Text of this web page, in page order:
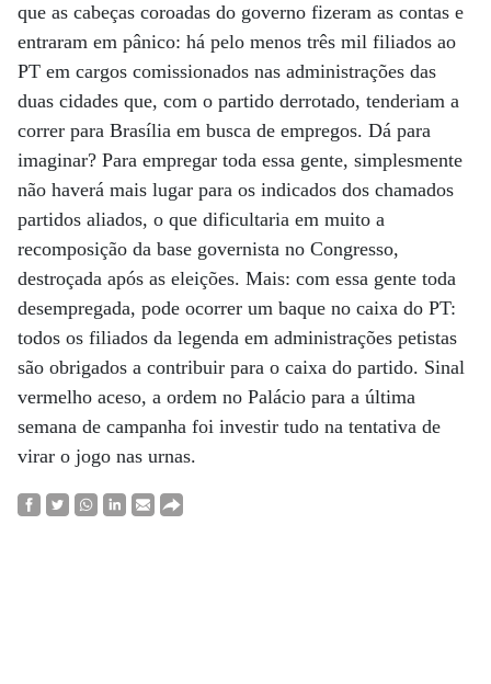
que as cabeças coroadas do governo fizeram as contas e
entraram em pânico: há pelo menos três mil filiados ao
PT em cargos comissionados nas administrações das
duas cidades que, com o partido derrotado, tenderiam a
correr para Brasília em busca de empregos. Dá para
imaginar? Para empregar toda essa gente, simplesmente
não haverá mais lugar para os indicados dos chamados
partidos aliados, o que dificultaria em muito a
recomposição da base governista no Congresso,
destroçada após as eleições. Mais: com essa gente toda
desempregada, pode ocorrer um baque no caixa do PT:
todos os filiados da legenda em administrações petistas
são obrigados a contribuir para o caixa do partido. Sinal
vermelho aceso, a ordem no Palácio para a última
semana de campanha foi investir tudo na tentativa de
virar o jogo nas urnas.